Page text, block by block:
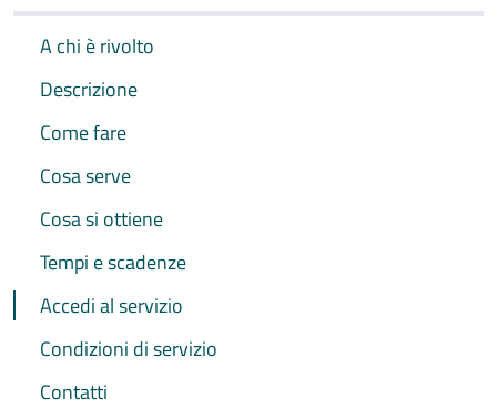
A chi è rivolto
Descrizione
Come fare
Cosa serve
Cosa si ottiene
Tempi e scadenze
Accedi al servizio
Condizioni di servizio
Contatti